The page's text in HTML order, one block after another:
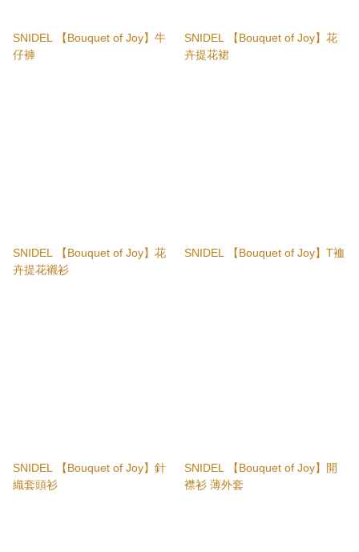
SNIDEL 【Bouquet of Joy】牛
仔褲
SNIDEL 【Bouquet of Joy】花
卉提花裙
SNIDEL 【Bouquet of Joy】花
卉提花襯衫
SNIDEL 【Bouquet of Joy】T裇
SNIDEL 【Bouquet of Joy】針
織套頭衫
SNIDEL 【Bouquet of Joy】開
襟衫 薄外套